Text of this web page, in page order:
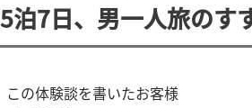
泊7日、男一人旅のす
この体験談を書いたお客様